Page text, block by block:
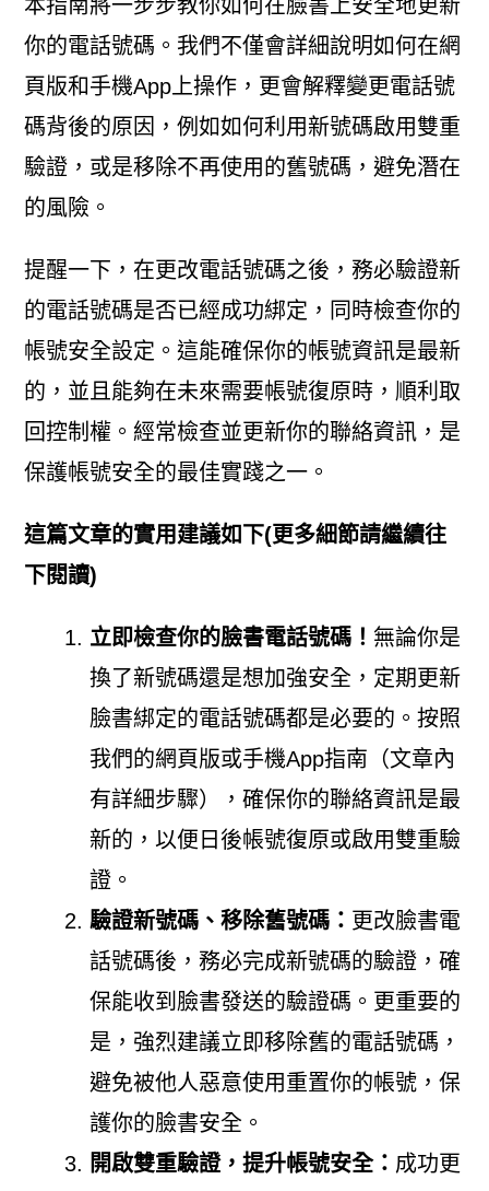
本指南將一步步教你如何在臉書上安全地更新
你的電話號碼。我們不僅會詳細說明如何在網
頁版和手機App上操作，更會解釋變更電話號
碼背後的原因，例如如何利用新號碼啟用雙重
驗證，或是移除不再使用的舊號碼，避免潛在
的風險。
提醒一下，在更改電話號碼之後，務必驗證新
的電話號碼是否已經成功綁定，同時檢查你的
帳號安全設定。這能確保你的帳號資訊是最新
的，並且能夠在未來需要帳號復原時，順利取
回控制權。經常檢查並更新你的聯絡資訊，是
保護帳號安全的最佳實踐之一。
這篇文章的實用建議如下(更多細節請繼續往
下閱讀)
立即檢查你的臉書電話號碼！ 無論你是
換了新號碼還是想加強安全，定期更新
臉書綁定的電話號碼都是必要的。按照
我們的網頁版或手機App指南（文章內
有詳細步驟），確保你的聯絡資訊是最
新的，以便日後帳號復原或啟用雙重驗
證。
驗證新號碼、移除舊號碼： 更改臉書電
話號碼後，務必完成新號碼的驗證，確
保能收到臉書發送的驗證碼。更重要的
是，強烈建議立即移除舊的電話號碼，
避免被他人惡意使用重置你的帳號，保
護你的臉書安全。
開啟雙重驗證，提升帳號安全： 成功更